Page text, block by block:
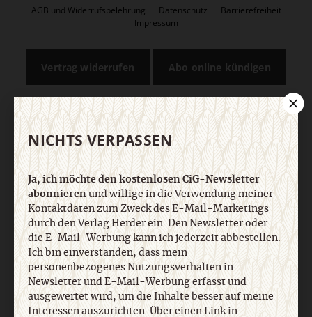
AGB und Widerrufsbelehrung Datenschutz
Barrierefreiheit
Impressum
Vertrag widerrufen Abo online kündigen
Nach oben
NICHTS VERPASSEN
Ja, ich möchte den kostenlosen CiG-Newsletter
abonnierenund willige in die Verwendung meiner
Kontaktdaten zum Zweck des E-Mail-Marketings
durch den Verlag Herder ein. Den Newsletter oder
die E-Mail-Werbung kann ich jederzeit abbestellen.
Ich bin einverstanden, dass mein
personenbezogenes Nutzungsverhalten in
Newsletter und E-Mail-Werbung erfasst und
ausgewertet wird, um die Inhalte besser auf meine
Interessen auszurichten. Über einen Link in